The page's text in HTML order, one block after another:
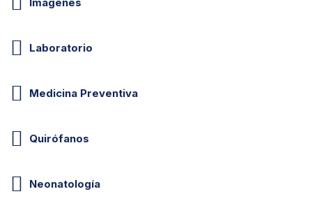
Laboratorio
Medicina Preventiva
Quirófanos
Neonatología